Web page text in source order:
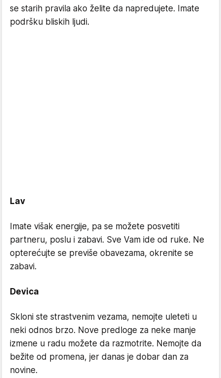
se starih pravila ako želite da napredujete. Imate
podršku bliskih ljudi.
Lav
Imate višak energije, pa se možete posvetiti
partneru, poslu i zabavi. Sve Vam ide od ruke. Ne
opterećujte se previše obavezama, okrenite se
zabavi.
Devica
Skloni ste strastvenim vezama, nemojte uleteti u
neki odnos brzo. Nove predloge za neke manje
izmene u radu možete da razmotrite. Nemojte da
bežite od promena, jer danas je dobar dan za
novine.